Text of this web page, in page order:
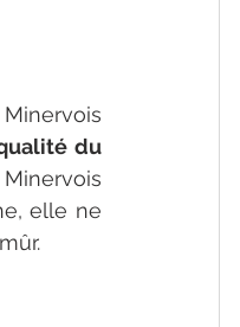
du
elle ne